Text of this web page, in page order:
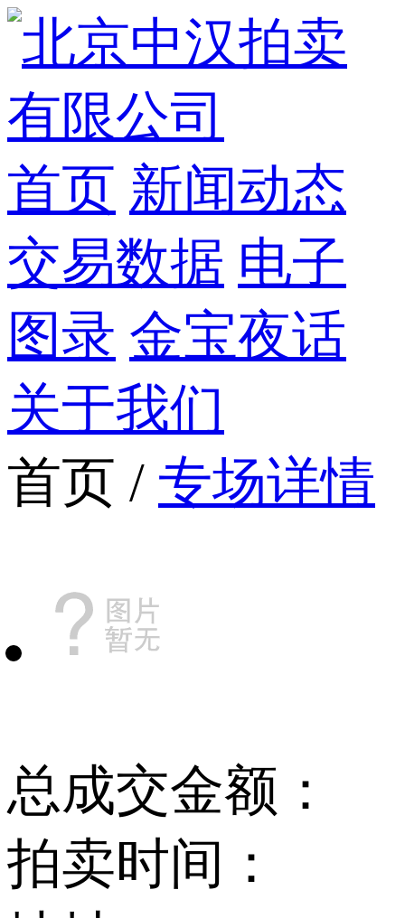
首页 新闻动态
交易数据 电子
图录 金宝夜话
关于我们
首页 / 专场详情
总成交金额：
拍卖时间：